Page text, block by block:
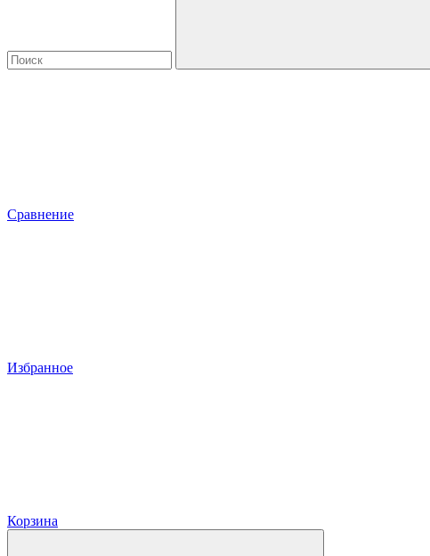
Сравнение
Избранное
Корзина